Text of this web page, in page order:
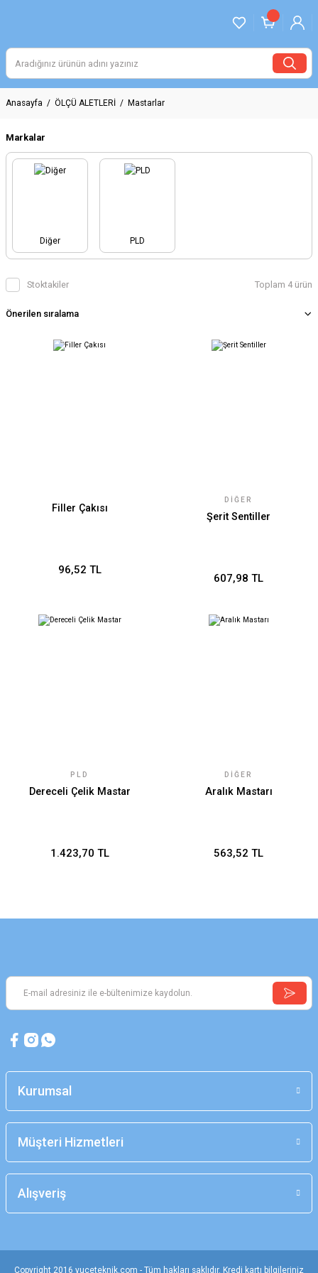
Anasayfa ÖLÇÜ ALETLERİ Mastarlar
Markalar
Diğer PLD
Stoktakiler Toplam 4 ürün
Filler Çakısı
96,52 TL
DIĞER
Şerit Sentiller
607,98 TL
PLD
Dereceli Çelik Mastar
1.423,70 TL
DIĞER
Aralık Mastarı
563,52 TL
Kurumsal
Müşteri Hizmetleri
Alışveriş
Copyright 2016 yuceteknik.com - Tüm hakları saklıdır. Kredi kartı bilgileriniz